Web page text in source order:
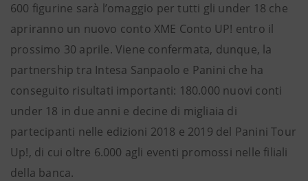
600 figurine sarà l’omaggio per tutti gli under 18 che
apriranno un nuovo conto XME Conto UP! entro il
prossimo 30 aprile. Viene confermata, dunque, la
partnership tra Intesa Sanpaolo e Panini che ha
conseguito risultati importanti: 180.000 nuovi conti
under 18 in due anni e decine di migliaia di
partecipanti nelle edizioni 2018 e 2019 del Panini Tour
Up!, di cui oltre 6.000 agli eventi promossi nelle filiali
della banca.